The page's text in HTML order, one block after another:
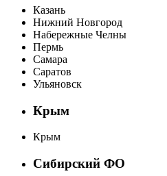
Казань
Нижний Новгород
Набережные Челны
Пермь
Самара
Саратов
Ульяновск
Крым
Крым
Сибирский ФО